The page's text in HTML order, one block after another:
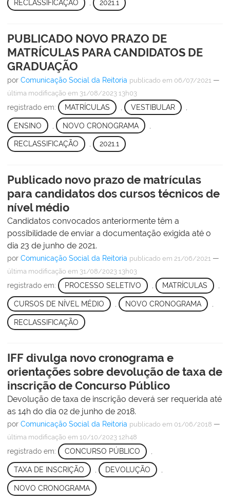
RECLASSIFICAÇÃO , 2021.1
PUBLICADO NOVO PRAZO DE
MATRÍCULAS PARA CANDIDATOS DE
GRADUAÇÃO
por Comunicação Social da Reitoria publicado em 06/07/2021 —
última modificação em 31/08/2023 13h03
registrado em: MATRÍCULAS VESTIBULAR
ENSINO NOVO CRONOGRAMA
RECLASSIFICAÇÃO , 2021.1
Publicado novo prazo de matrículas
para candidatos dos cursos técnicos de
nível médio
Candidatos convocados anteriormente têm a
possibilidade de enviar a documentação exigida até o
dia 23 de junho de 2021.
por Comunicação Social da Reitoria publicado em 21/06/2021 —
última modificação em 31/08/2023 13h03
registrado em: PROCESSO SELETIVO MATRÍCULAS
CURSOS DE NÍVEL MÉDIO NOVO CRONOGRAMA
RECLASSIFICAÇÃO
IFF divulga novo cronograma e
orientações sobre devolução de taxa de
inscrição de Concurso Público
Devolução de taxa de inscrição deverá ser requerida até
as 14h do dia 02 de junho de 2018.
por Comunicação Social da Reitoria publicado em 01/06/2018 —
última modificação em 10/10/2023 12h48
registrado em: CONCURSO PÚBLICO ,
TAXA DE INSCRIÇÃO DEVOLUÇÃO
NOVO CRONOGRAMA